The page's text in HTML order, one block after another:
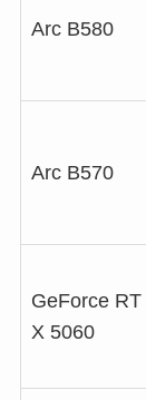
Arc B580
Arc B570
GeForce RT
X 5060